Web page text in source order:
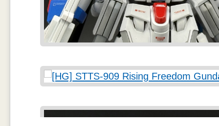
หรือเทา เพื่อพ่นรีดแบบไม่มีแบบแผน อีกทั้งลองบังเทปกาวตามแนวแผ่นบ